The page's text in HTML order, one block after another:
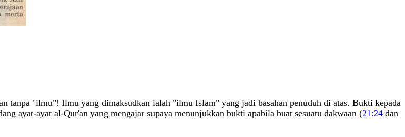
tanpa "ilmu"! Ilmu yang dimaksudkan ialah "ilmu Islam" yang jadi basahan penuduh di atas. Bukti kepada
ayat-ayat al-Qur'an yang mengajar supaya menunjukkan bukti apabila buat sesuatu dakwaan (21:24 dan